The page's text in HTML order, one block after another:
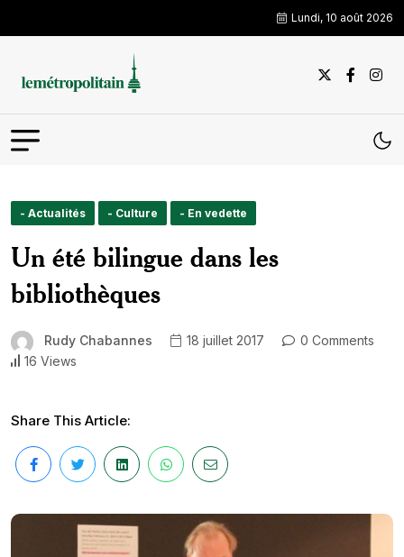
Lundi, 10 août 2026
- Actualités - Culture - En vedette
Un été bilingue dans les
bibliothèques
Rudy Chabannes 18 juillet 2017
0 Comments
16 Views
Share This Article: